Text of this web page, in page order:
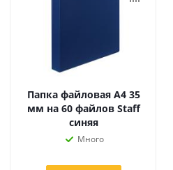
Папка файловая А4 35
мм на 60 файлов Staff
синяя
Много